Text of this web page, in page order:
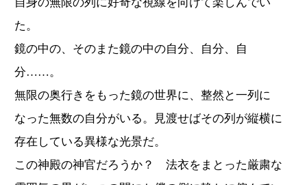
た。
鏡の中の、そのまた鏡の中の自分、自分、自
分……。
無限の奥行きをもった鏡の世界に、整然と一列に
なった無数の自分がいる。見渡せばその列が縦横に
存在している異様な光景だ。
この神殿の神官だろうか？ 法衣をまとった厳粛な